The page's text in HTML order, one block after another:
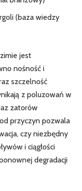
(baza wiedzy
jest
nośność i
szczelność
z poluzowań w
zatorów
przyczyn pozwala
czy niezbędny
i ciągłości
degradacji